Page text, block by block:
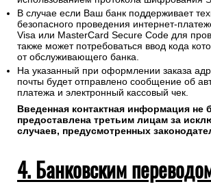
В случае если Ваш банк поддерживает
безопасного проведения интернет-
Visa или MasterCard Secure Code для
также может потребоваться ввод кода
от обслуживающего банка.
На указанный при оформлении заказа
почты будет отправлено сообщение об
платежа и электронный кассовый чек.
Введенная контактная информация не
предоставлена третьим лицам за
случаев, предусмотренных
4. Банковским